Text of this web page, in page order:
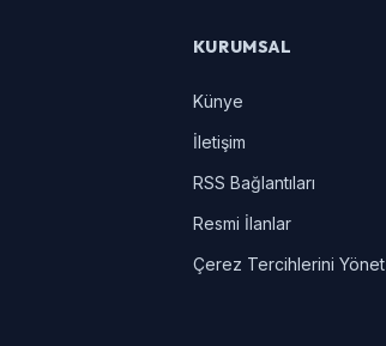
KURUMSAL
Künye
İletişim
RSS Bağlantıları
Resmi İlanlar
Çerez Tercihlerini Yönet